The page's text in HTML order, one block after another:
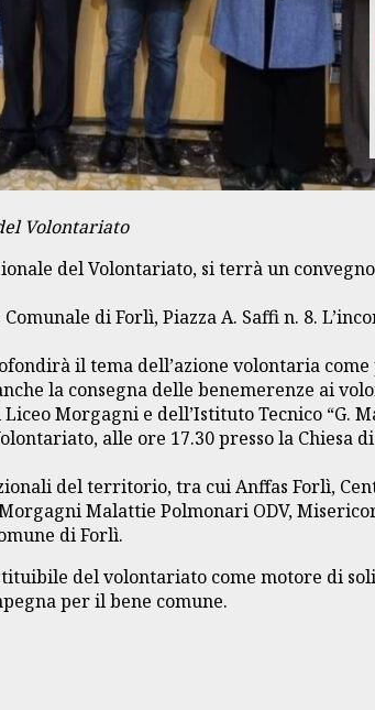
Volontariato
del Volontariato, si terrà un
di Forlì, Piazza A. Saffi n. 8.
il tema dell’azione volontaria
la consegna delle benemerenze ai
Morgagni e dell’Istituto Tecnico “G.
alle ore 17.30 presso la Chiesa
del territorio, tra cui Anffas Forlì,
Malattie Polmonari ODV,
di Forlì.
del volontariato come motore di
per il bene comune.